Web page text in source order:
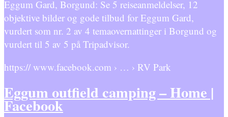
Eggum Gard, Borgund: Se 5 reiseanmeldelser, 12
objektive bilder og gode tilbud for Eggum Gard,
vurdert som nr. 2 av 4 temaovernattinger i Borgund og
vurdert til 5 av 5 på Tripadvisor.
https:// www.facebook.com › … › RV Park
Eggum outfield camping – Home |
Facebook